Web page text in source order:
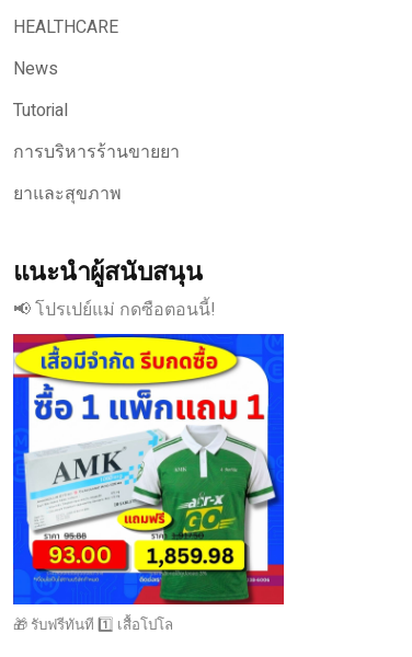
HEALTHCARE
News
Tutorial
การบริหารร้านขายยา
ยาและสุขภาพ
แนะนำผู้สนับสนุน
📢 โปรเปย์แม่ กดซือตอนนี้!
🎁 รับฟรีทันที 1️⃣ เสื้อโปโล